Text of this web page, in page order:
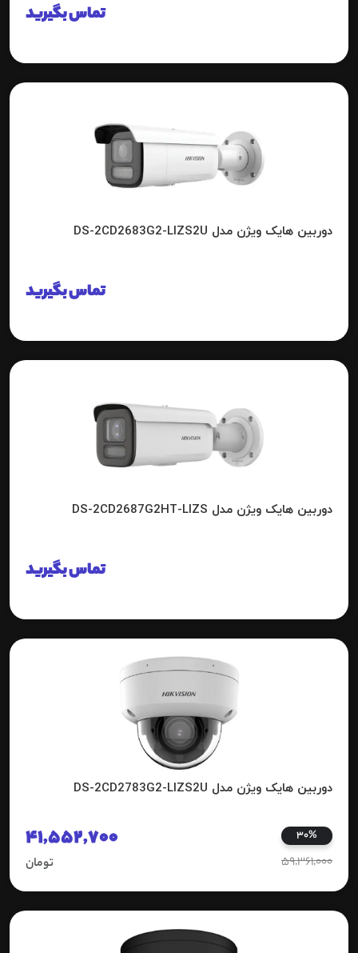
تماس بگیرید
دوربین هایک ویژن مدل DS-2CD2683G2-LIZS2U
تماس بگیرید
دوربین هایک ویژن مدل DS-2CD2687G2HT-LIZS
تماس بگیرید
دوربین هایک ویژن مدل DS-2CD2783G2-LIZS2U
30%
59,361,000
41,552,700
تومان